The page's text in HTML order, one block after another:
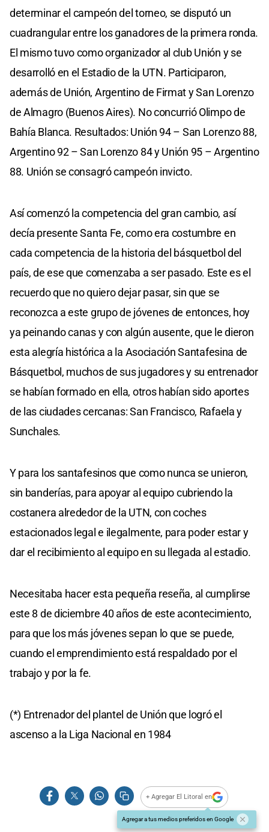
determinar el campeón del torneo, se disputó un
cuadrangular entre los ganadores de la primera ronda.
El mismo tuvo como organizador al club Unión y se
desarrolló en el Estadio de la UTN. Participaron,
además de Unión, Argentino de Firmat y San Lorenzo
de Almagro (Buenos Aires). No concurrió Olimpo de
Bahía Blanca. Resultados: Unión 94 – San Lorenzo 88,
Argentino 92 – San Lorenzo 84 y Unión 95 – Argentino
88. Unión se consagró campeón invicto.
Así comenzó la competencia del gran cambio, así
decía presente Santa Fe, como era costumbre en
cada competencia de la historia del básquetbol del
país, de ese que comenzaba a ser pasado. Este es el
recuerdo que no quiero dejar pasar, sin que se
reconozca a este grupo de jóvenes de entonces, hoy
ya peinando canas y con algún ausente, que le dieron
esta alegría histórica a la Asociación Santafesina de
Básquetbol, muchos de sus jugadores y su entrenador
se habían formado en ella, otros habían sido aportes
de las ciudades cercanas: San Francisco, Rafaela y
Sunchales.
Y para los santafesinos que como nunca se unieron,
sin banderías, para apoyar al equipo cubriendo la
costanera alrededor de la UTN, con coches
estacionados legal e ilegalmente, para poder estar y
dar el recibimiento al equipo en su llegada al estadio.
Necesitaba hacer esta pequeña reseña, al cumplirse
este 8 de diciembre 40 años de este acontecimiento,
para que los más jóvenes sepan lo que se puede,
cuando el emprendimiento está respaldado por el
trabajo y por la fe.
(*) Entrenador del plantel de Unión que logró el
ascenso a la Liga Nacional en 1984
+ Agregar El Litoral en
Agregar a tus medios preferidos en Google